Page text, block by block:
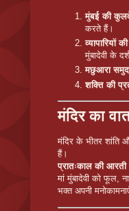
मुंबई की
करते हैं।
व्यापारियों
मुंबादेवी के
मछुआरा
शक्ति की
मंदिर का
मंदिर के भीतर शांति
हैं।
प्रातःकाल की आरती
मां मुंबादेवी को फूल,
भक्त अपनी